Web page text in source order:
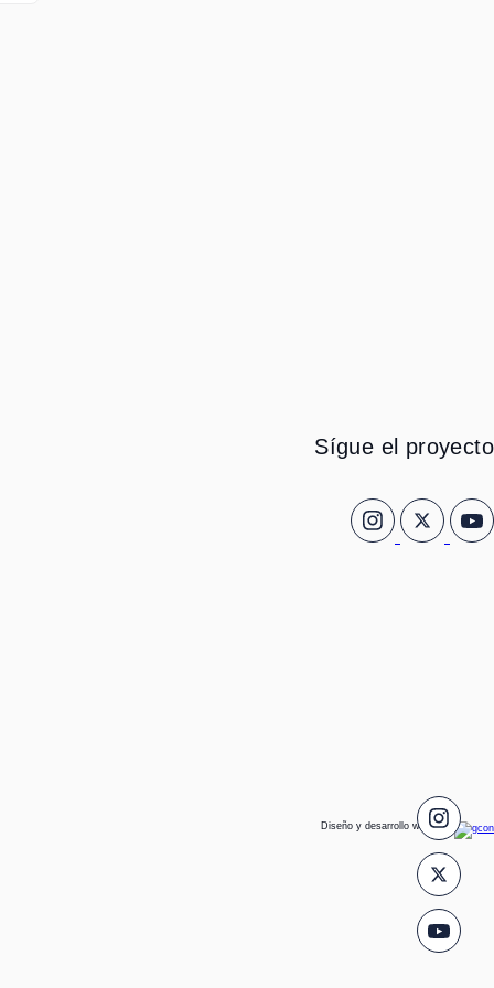
Sígue el proyecto
Diseño y desarrollo web por